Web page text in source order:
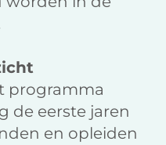
programma
de eerste jaren
en opleiden